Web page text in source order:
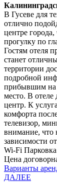
В Гусеве для
отлично
центре
прогулку по
Гостям отеля
станет
территории
подробной
прибывшим на
место. В
центр. К
комфорта
телевизор,
внимание, что
зависимости
Wi-Fi Парковка
Цена
Варианты
ДАЛЕЕ